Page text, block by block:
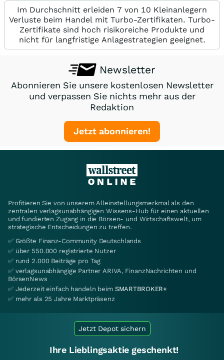
Im Durchschnitt erleiden 7 von 10 Kleinanlegern
Verluste beim Handel mit Turbo-Zertifikaten. Turbo-
Zertifikate sind hoch risikoreiche Produkte und
nicht für langfristige Anlagestrategien geeignet.
Newsletter
Abonnieren Sie unsere kostenlosen Newsletter
und verpassen Sie nichts mehr aus der
Redaktion
Jetzt abonnieren!
Profitieren Sie von unserem Alleinstellungsmerkmal als den
zentralen verlagsunabhängigen Wissens-Hub für einen aktuellen
und fundierten Zugang in die Börsen- und Wirtschaftswelt, um
strategische Entscheidungen zu treffen.
✅ Größte Finanz-Community Deutschlands
✅ über 550.000 registrierte Nutzer
✅ rund 2.000 Beiträge pro Tag
✅ verlagsunabhängige Partner ARIVA, FinanzNachrichten und
BörsenNews
✅ Jederzeit einfach handeln beim SMARTBROKER+
✅ mehr als 25 Jahre Marktpräsenz
Jetzt Depot sichern
Ihre Lieblingsaktie geschenkt!